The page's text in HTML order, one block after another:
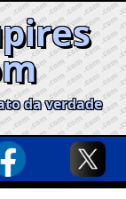
da verdade